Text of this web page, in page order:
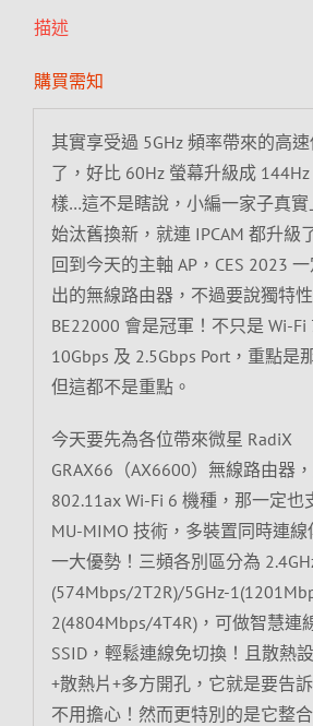
描述
購買需知
其實享受過 5GHz 頻率帶來的高
了，好比 60Hz 螢幕升級成
樣…這不是瞎說，小編一家子真
始汰舊換新，就連 IPCAM 都升級
回到今天的主軸 AP，CES 2023
出的無線路由器，不過要說獨特
BE22000 會是冠軍！不只是 Wi-
10Gbps 及 2.5Gbps Port，重點是
但這都不是重點。
今天要先為各位帶來微星 RadiX
GRAX66（AX6600）無線路由器
802.11ax Wi-Fi 6 機種，那一定也
MU-MIMO 技術，多裝置同時連
一大優勢！三頻各別區分為
(574Mbps/2T2R)/5GHz-
2(4804Mbps/4T4R)，可做智慧連
SSID，輕鬆連線免切換！且散熱
+散熱片+多方開孔，它就是要告
不用擔心！然而更特別的是它整